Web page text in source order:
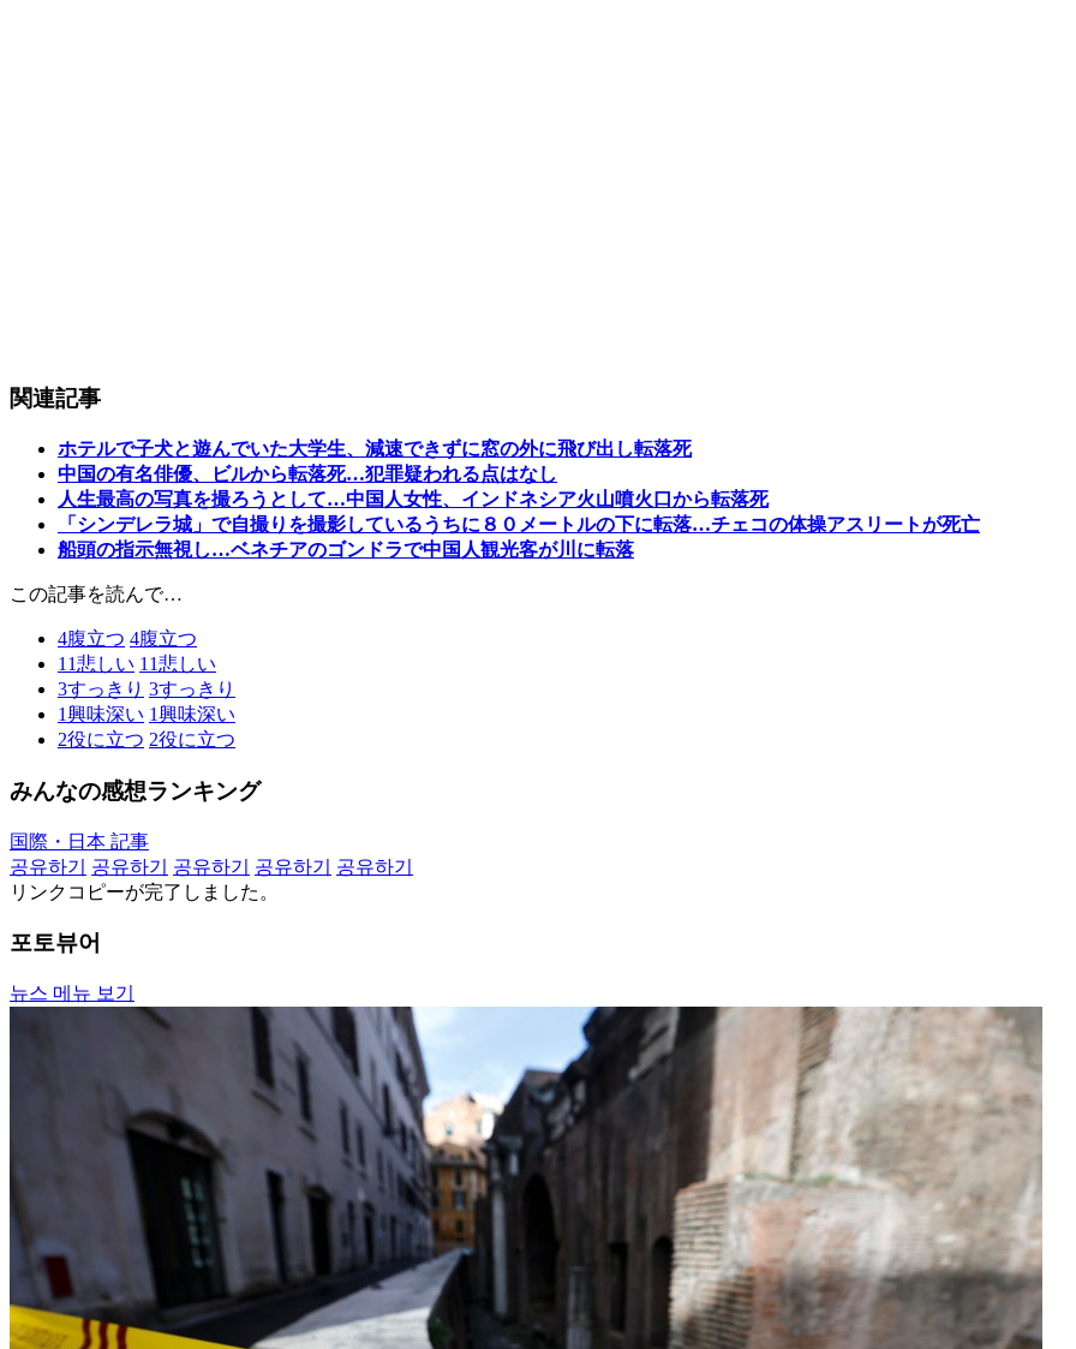
関連記事
ホテルで子犬と遊んでいた大学生、減速できずに窓の外に飛び出し転落死
中国の有名俳優、ビルから転落死…犯罪疑われる点はなし
人生最高の写真を撮ろうとして…中国人女性、インドネシア火山噴火口から転落死
「シンデレラ城」で自撮りを撮影しているうちに８０メートルの下に転落…チェコの体操アスリートが死亡
船頭の指示無視し…ベネチアのゴンドラで中国人観光客が川に転落
この記事を読んで…
4腹立つ 4腹立つ
11悲しい 11悲しい
3すっきり 3すっきり
1興味深い 1興味深い
2役に立つ 2役に立つ
みんなの感想ランキング
国際・日本 記事
공유하기
공유하기 공유하기 공유하기
공유하기
リンクコピーが完了しました。
포토뷰어
뉴스 메뉴 보기